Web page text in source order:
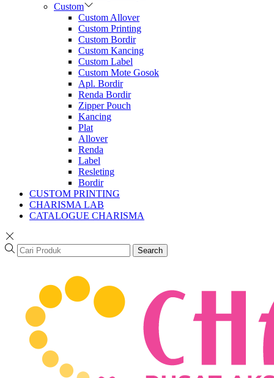
Custom
Custom Allover
Custom Printing
Custom Bordir
Custom Kancing
Custom Label
Custom Mote Gosok
Apl. Bordir
Renda Bordir
Zipper Pouch
Kancing
Plat
Allover
Renda
Label
Resleting
Bordir
CUSTOM PRINTING
CHARISMA LAB
CATALOGUE CHARISMA
Search